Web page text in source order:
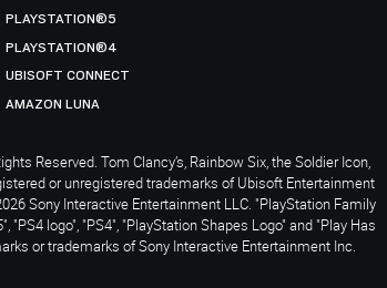
PLAYSTATION®5
PLAYSTATION®4
UBISOFT CONNECT
AMAZON LUNA
Reserved. Tom Clancy’s, Rainbow Six, the Soldier Icon,
or unregistered trademarks of Ubisoft Entertainment
Sony Interactive Entertainment LLC. "PlayStation Family
"PS4 logo", "PS4", "PlayStation Shapes Logo" and "Play Has
or trademarks of Sony Interactive Entertainment Inc.